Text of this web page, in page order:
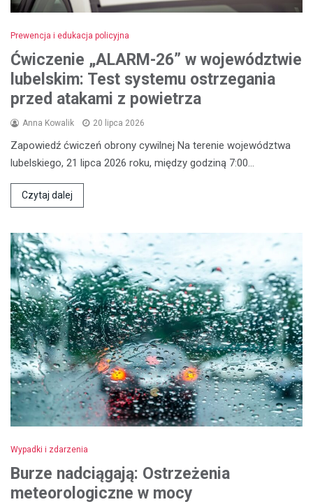
Prewencja i edukacja policyjna
Ćwiczenie „ALARM-26” w województwie
lubelskim: Test systemu ostrzegania
przed atakami z powietrza
Anna Kowalik 20 lipca 2026
Zapowiedź ćwiczeń obrony cywilnej Na terenie województwa
lubelskiego, 21 lipca 2026 roku, między godziną 7:00…
Czytaj dalej
Wypadki i zdarzenia
Burze nadciągają: Ostrzeżenia
meteorologiczne w mocy